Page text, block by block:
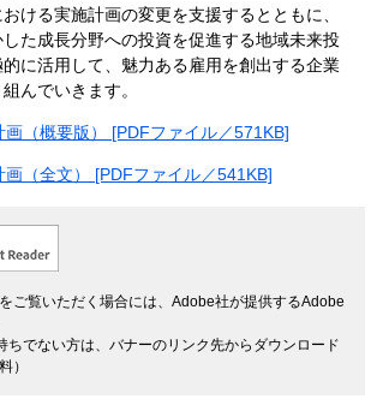
ける実施計画の変更を支援するとともに、
た成長分野への投資を促進する地域未来投
に活用して、魅力ある雇用を創出する企業
んでいきます。
画（概要版） [PDFファイル／571KB]
画（全文） [PDFファイル／541KB]
ご覧いただく場合には、Adobe社が提供するAdobe
ちでない方は、バナーのリンク先からダウンロード
）